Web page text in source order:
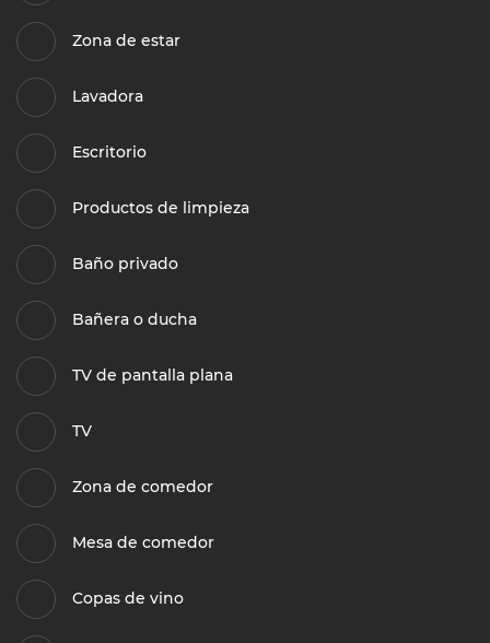
Zona de estar
Lavadora
Escritorio
Productos de limpieza
Baño privado
Bañera o ducha
TV de pantalla plana
TV
Zona de comedor
Mesa de comedor
Copas de vino